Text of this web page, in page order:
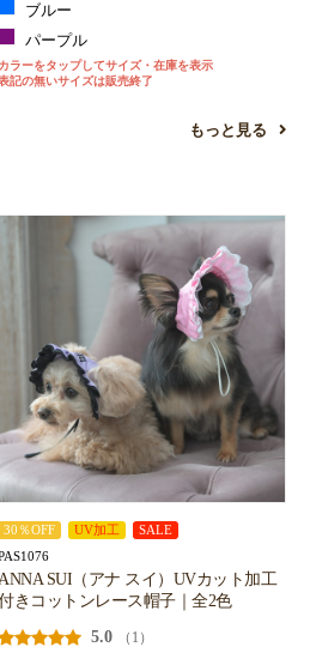
ブルー
パープル
カラーをタップしてサイズ・在庫を表示
記の無いサイズは販売終了
もっと見る
30％OFF UV加工 SALE
ANNA SUI（アナ スイ）UVカット加工
きコットンレース帽子｜全2色
5.0 （1）